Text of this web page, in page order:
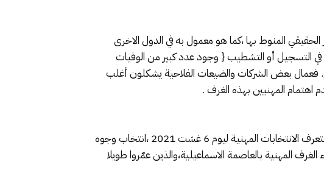
الحقيقي المنوط بها ،كما هو معمول به في الدول الاخرى
في التسجيل أو التشطيب { وجود عدد كبير من الوفيات
فعمال بعض الشركات والضيعات الفلاحية يشكلون أغلب
المهنيين بهذه الغرف .
إن الشارع المكناسي اليوم عازم على إعطاء اشارات قوية لكل من يهمه الامر،بان الامور لن تظل على حالها،وستعرف الانتخابات المهنية ليوم 6 غشت 2021 ،انتخاب وجوه
المهنية بالعاصمة الاسماعيلية،والذين عمّروا طويلا